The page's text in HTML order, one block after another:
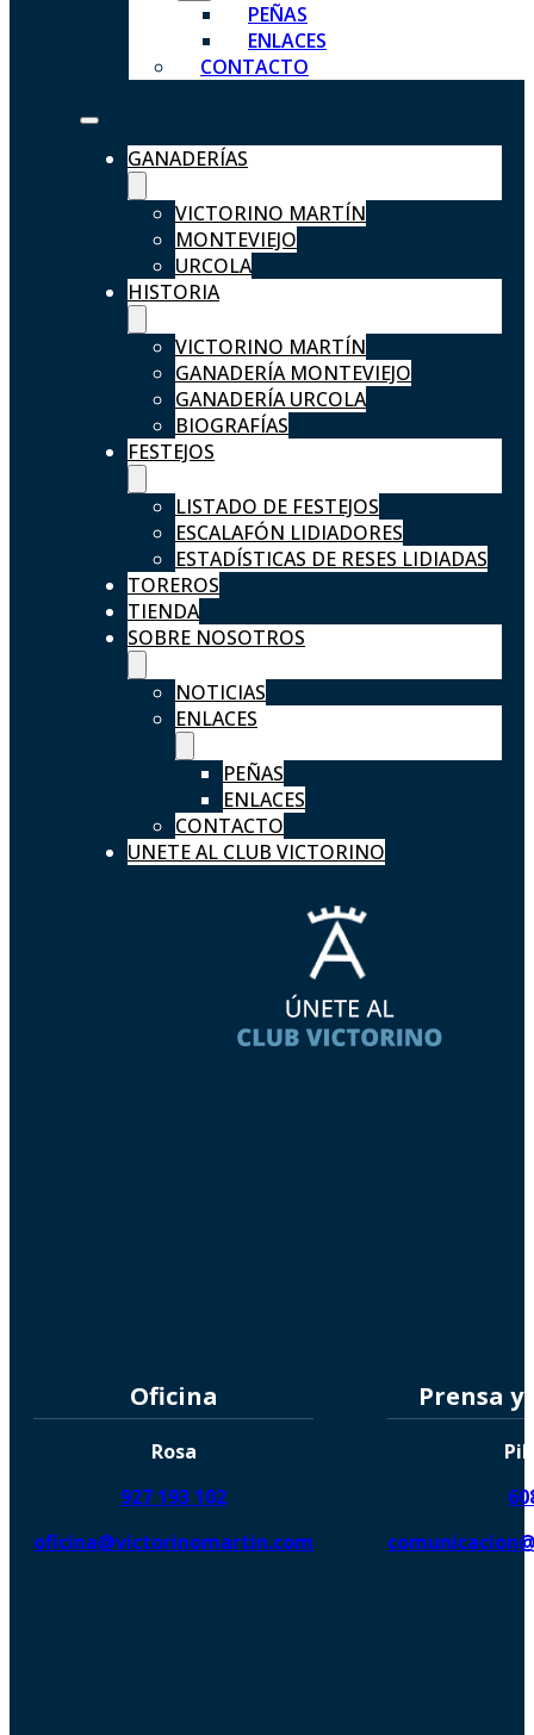
PEÑAS
ENLACES
CONTACTO
GANADERÍAS
VICTORINO MARTÍN
MONTEVIEJO
URCOLA
HISTORIA
VICTORINO MARTÍN
GANADERÍA MONTEVIEJO
GANADERÍA URCOLA
BIOGRAFÍAS
FESTEJOS
LISTADO DE FESTEJOS
ESCALAFÓN LIDIADORES
ESTADÍSTICAS DE RESES LIDIADAS
TOREROS
TIENDA
SOBRE NOSOTROS
NOTICIAS
ENLACES
PEÑAS
ENLACES
CONTACTO
UNETE AL CLUB VICTORINO
Oficina
Rosa
927 193 102
oficina@victorinomartin.com
Prensa